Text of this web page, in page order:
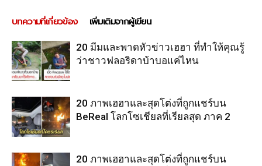
บทความที่เกี่ยวข้อง เพิ่มเติมจากผู้เขียน
20 มีมและพาดหัวข่าวเฮฮา ที่ทำให้คุณรู้
ว่าชาวฟลอริดาบ้าบอแค่ไหน
20 ภาพเฮฮาและสุดโต่งที่ถูกแชร์บน
BeReal โลกโซเชียลที่เรียลสุด ภาค 2
20 ภาพเฮฮาและสุดโต่งที่ถูกแชร์บน